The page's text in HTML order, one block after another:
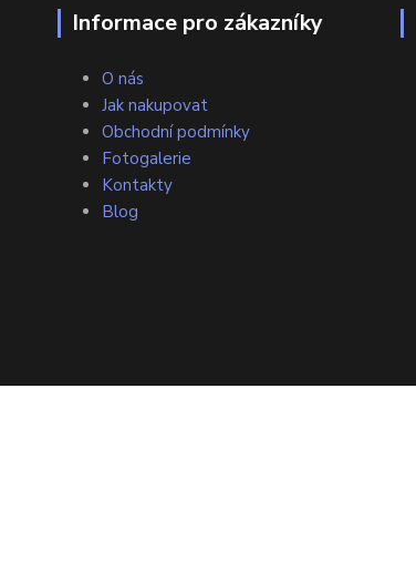
Informace pro zákazníky
O nás
Jak nakupovat
Obchodní podmínky
Fotogalerie
Kontakty
Blog